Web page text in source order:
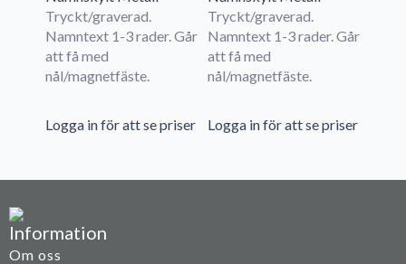
Tryckt/graverad.
Namntext 1-3 rader. Går
att få med
nål/magnetfäste.
Logga in för att se priser
Tryckt/graverad.
Namntext 1-3 rader. Går
att få med
nål/magnetfäste.
Logga in för att se priser
Information
Om oss